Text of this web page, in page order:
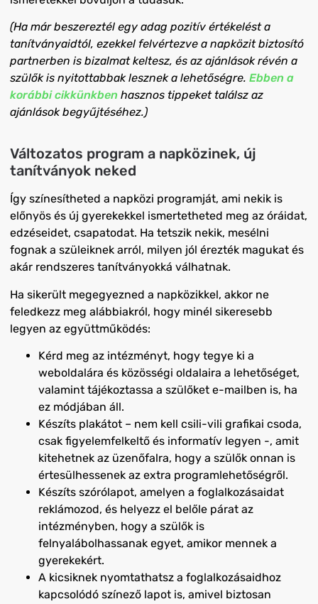
(Ha már beszereztél egy adag pozitív értékelést a
tanítványaidtól, ezekkel felvértezve a napközit biztosító
partnerben is bizalmat keltesz, és az ajánlások révén a
szülők is nyitottabbak lesznek a lehetőségre. Ebben a
korábbi cikkünkben hasznos tippeket találsz az
ajánlások begyűjtéséhez.)
Változatos program a napközinek, új
tanítványok neked
Így színesítheted a napközi programját, ami nekik is
előnyös és új gyerekekkel ismertetheted meg az óráidat,
edzéseidet, csapatodat. Ha tetszik nekik, mesélni
fognak a szüleiknek arról, milyen jól érezték magukat és
akár rendszeres tanítványokká válhatnak.
Ha sikerült megegyezned a napközikkel, akkor ne
feledkezz meg alábbiakról, hogy minél sikeresebb
legyen az együttműködés:
Kérd meg az intézményt, hogy tegye ki a
weboldalára és közösségi oldalaira a lehetőséget,
valamint tájékoztassa a szülőket e-mailben is, ha
ez módjában áll.
Készíts plakátot – nem kell csili-vili grafikai csoda,
csak figyelemfelkeltő és informatív legyen -, amit
kitehetnek az üzenőfalra, hogy a szülők onnan is
értesülhessenek az extra programlehetőségről.
Készíts szórólapot, amelyen a foglalkozásaidat
reklámozod, és helyezz el belőle párat az
intézményben, hogy a szülők is
felnyalábolhassanak egyet, amikor mennek a
gyerekekért.
A kicsiknek nyomtathatsz a foglalkozásaidhoz
kapcsolódó színező lapot is, amivel biztosan